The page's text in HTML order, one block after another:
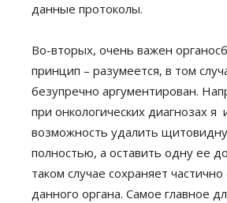
данные протоколы.
Во-вторых, очень важен
принцип – разумеется, в том
безупречно аргументирован.
при онкологических диагнозах я
возможность удалить
полностью, а оставить одну ее
таком случае сохраняет
данного органа. Самое главное